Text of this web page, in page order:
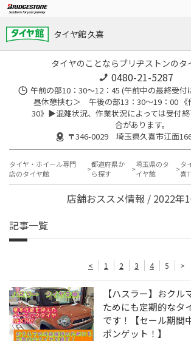
タイヤ館 久喜
タイヤのことならブリヂストンのタ
0480-21-5287
午前の部10：30～12：45 (午前中の最終受
昼休憩挟む＞ 午後の部13：30～19：00 《
30》▶︎混雑状況、作業状況によっては受付
合があります。
〒346-0029 埼玉県久喜市江面
タイヤ・ホイール専門
店のタイヤ館
都道府県か
ら探す
埼玉県のタ
イヤ館
タ
喜
店舗おススメ情報 / 2022年
記事一覧
< 1 2 3 4 5 >
【ハスラー】おクル
ためにも定期的なタ
です！【セール期間
ポンゲット！】